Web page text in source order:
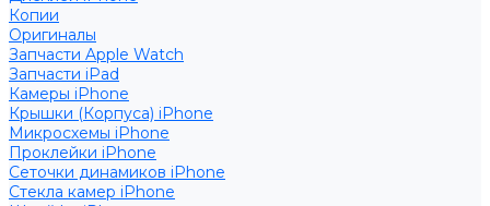
Копии
Оригиналы
Запчасти Apple Watch
Запчасти iPad
Камеры iPhone
Крышки (Корпуса) iPhone
Микросхемы iPhone
Проклейки iPhone
Сеточки динамиков iPhone
Стекла камер iPhone